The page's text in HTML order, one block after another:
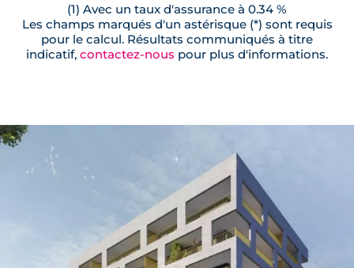
(1) Avec un taux d'assurance à 0.34 %
Les champs marqués d'un astérisque (*) sont requis
pour le calcul. Résultats communiqués à titre
indicatif, contactez-nous pour plus d'informations.